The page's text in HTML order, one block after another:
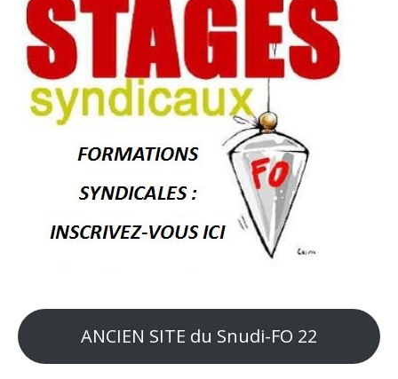
ANCIEN SITE du Snudi-FO 22